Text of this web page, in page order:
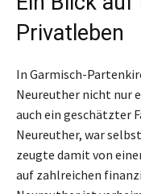
Privatleben
In Garmisch-
Neureuther nicht nur
auch ein geschätzter
Neureuther, war
zeugte damit von
auf zahlreichen